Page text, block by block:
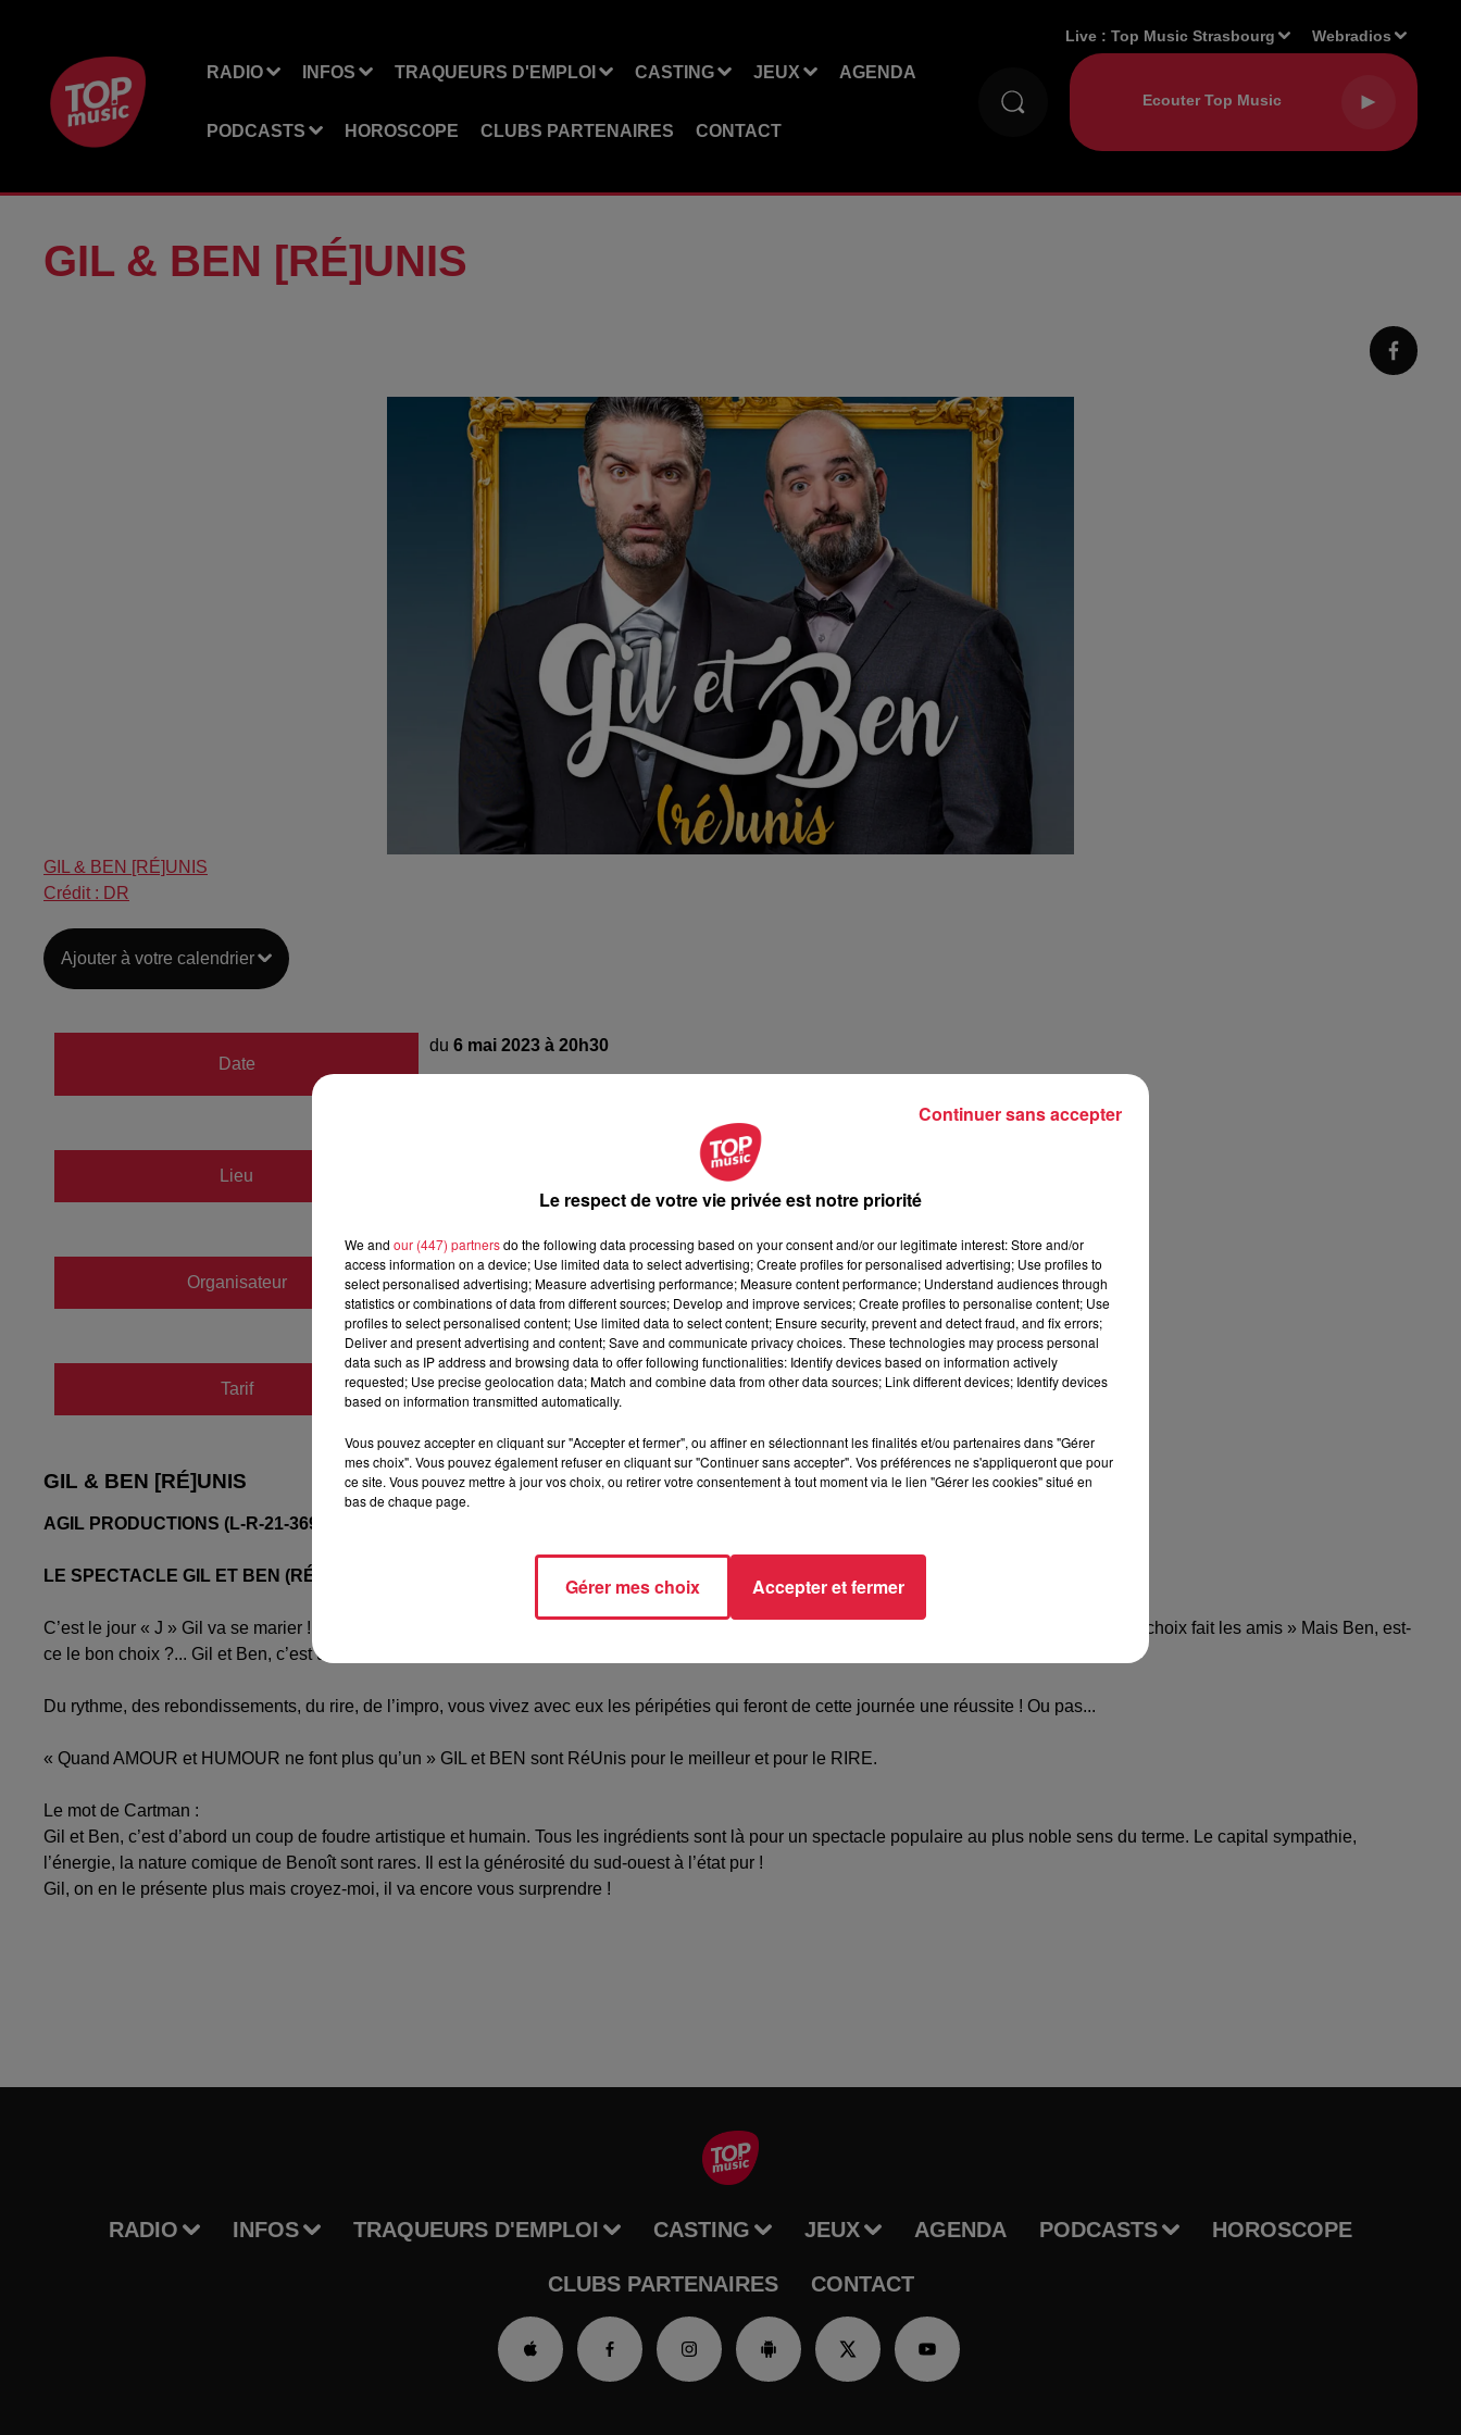
RADIO INFOS TRAQUEURS D'EMPLOI CASTING JEUX AGENDA
PODCASTS HOROSCOPE CLUBS PARTENAIRES CONTACT
Live :Top Music Strasbourg Webradios
GIL & BEN [RÉ]UNIS
GIL & BEN [RÉ]UNIS
Crédit : DR
Ajouter à votre calendrier
Date
du 6 mai 2023 à 20h30
Lieu
STRASBOURG
Organisateur https://www.seeyousoon.info/evenement/giletbenreunis/
Tarif Payant
GIL & BEN [RÉ]UNIS
AGIL PRODUCTIONS (L-R-21-3690) PRÉSENTE
LE SPECTACLE GIL ET BEN (RÉ)UNIS INITIALEMENT PRÉVU LE SAMEDI 10 JUIN 2023 EST AVANCÉ AU SAMEDI 6 MAI 2023
C’est le jour « J » Gil va se marier ! Et pour préparer cette journée inoubliable, il fait appel à Ben, son ami d’enfance. « Le sort fait les parents, le choix fait les amis » Mais Ben, est-
ce le bon choix ?... Gil et Ben, c’est un savant mélange entre une véritable pièce de théâtre et des sketchs fous.
Du rythme, des rebondissements, du rire, de l’impro, vous vivez avec eux les péripéties qui feront de cette journée une réussite ! Ou pas...
« Quand AMOUR et HUMOUR ne font plus qu’un » GIL et BEN sont RéUnis pour le meilleur et pour le RIRE.
Le mot de Cartman :
Gil et Ben, c’est d’abord un coup de foudre artistique et humain. Tous les ingrédients sont là pour un spectacle populaire au plus noble sens du terme. Le capital sympathie,
l’énergie, la nature comique de Benoît sont rares. Il est la générosité du sud-ouest à l’état pur !
Gil, on en le présente plus mais croyez-moi, il va encore vous surprendre !
RADIO INFOS TRAQUEURS D'EMPLOI CASTING JEUX AGENDA PODCASTS HOROSCOPE
CLUBS PARTENAIRES CONTACT
Le respect de votre vie privée est notre priorité
We and our (447) partnersdo the following data processing based on your consent and/or our legitimate interest: Store and/or
access information on a device; Use limited data to select advertising; Create profiles for personalised advertising; Use profiles to
select personalised advertising; Measure advertising performance; Measure content performance; Understand audiences through
statistics or combinations of data from different sources; Develop and improve services; Create profiles to personalise content; Use
profiles to select personalised content; Use limited data to select content; Ensure security, prevent and detect fraud, and fix errors;
Deliver and present advertising and content; Save and communicate privacy choices. These technologies may process personal
data such as IP address and browsing data to offer following functionalities: Identify devices based on information actively
requested; Use precise geolocation data; Match and combine data from other data sources; Link different devices; Identify devices
based on information transmitted automatically.
Vous pouvez accepter en cliquant sur "Accepter et fermer", ou affiner en sélectionnant les finalités et/ou partenaires dans "Gérer
mes choix". Vous pouvez également refuser en cliquant sur "Continuer sans accepter". Vos préférences ne s'appliqueront que pour
ce site. Vous pouvez mettre à jour vos choix, ou retirer votre consentement à tout moment via le lien "Gérer les cookies" situé en
bas de chaque page.
Gérer mes choix Accepter et fermer
Continuer sans accepter